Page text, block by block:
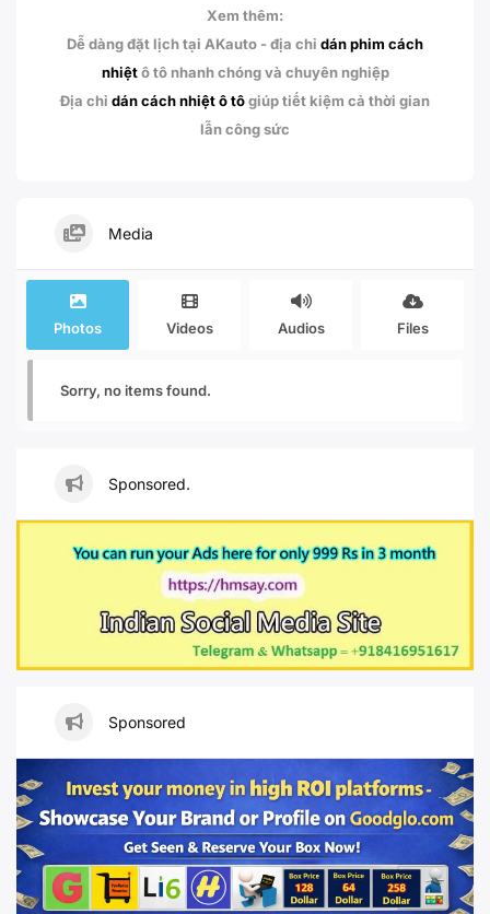
Xem thêm:
Dễ dàng đặt lịch tại AKauto - địa chỉ dán phim cách
nhiệtô tô nhanh chóng và chuyên nghiệp
Địa chỉ dán cách nhiệt ô tôgiúp tiết kiệm cả thời gian
lẫn công sức
Media
Photos Videos Audios Files
Sorry, no items found.
Sponsored.
Sponsored